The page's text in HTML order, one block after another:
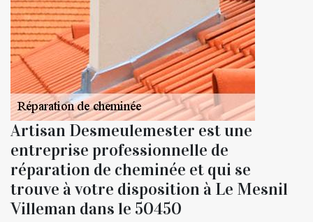
Artisan Desmeulemester est une
entreprise professionnelle de
réparation de cheminée et qui se
trouve à votre disposition à Le Mesnil
Villeman dans le 50450